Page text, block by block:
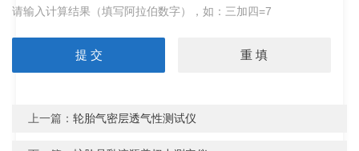
请输入计算结果（填写阿拉伯数字），如：三加四=7
上一篇：轮胎气密层透气性测试仪